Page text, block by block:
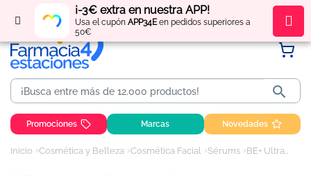
¡-3€ extra en nuestra APP!
Usa el cupón APP34Een pedidos superiores a
50€
Regístratey obténpuntos por tus compras

Promociones Marcas Novedades
Inicio Cosmética y Belleza Cosmética Facial Sérums BE+ Ultra-c booster renovador, 30ml